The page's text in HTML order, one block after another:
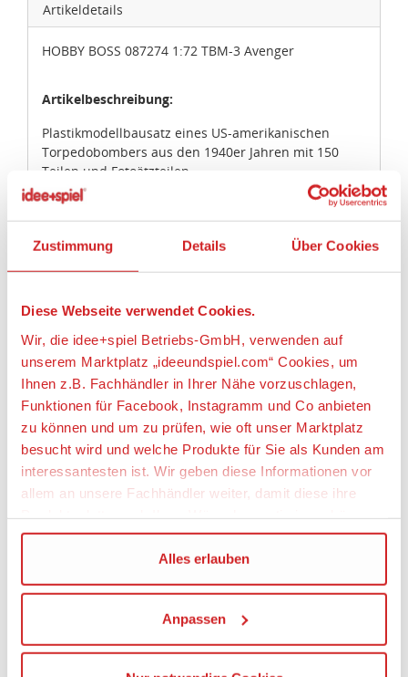
Zustimmung Details Über Cookies
Diese Webseite verwendet Cookies.
Wir, die idee+spiel Betriebs-GmbH, verwenden auf
unserem Marktplatz „ideeundspiel.com“ Cookies, um
Ihnen z.B. Fachhändler in Ihrer Nähe vorzuschlagen,
Funktionen für Facebook, Instagramm und Co anbieten
zu können und um zu prüfen, wie oft unser Marktplatz
besucht wird und welche Produkte für Sie als Kunden am
interessantesten ist. Wir geben diese Informationen vor
allem an unsere Fachhändler weiter, damit diese ihre
Wir verwenden den Google Tag Manager um weitere
Dienste einzubinden.
Wenn Sie auf „Alles erlauben“, klicken, werden ein Teil
Ihrer personenbezogener Daten in die USA übertragen.
Alles erlauben
Anpassen
Artikeldetails
HOBBY BOSS 087274 1:72 TBM-3 Avenger
Artikelbeschreibung:
Plastikmodellbausatz eines US-amerikanischen
Torpedobombers aus den 1940er Jahren mit 150
Teilen und Fotoätzteilen.
Länge gebaut 171 mm / Breite 229,3 mm.
Artikeleigenschaften:
Ab 14 Jahre
Maßstab
1:72
Angaben zur Produktsicherheit:
Hersteller:
ZhongShan YaTai Electric Appliances Co. Ltd,
China
Verantwortliche Person:
Gebr. FALLER GmbH, Kreuzstraße 9, 78148
Gütenbach, China, www.faller.de, info@faller.de
erwachsene Sammler, bzw. Bausatz eines